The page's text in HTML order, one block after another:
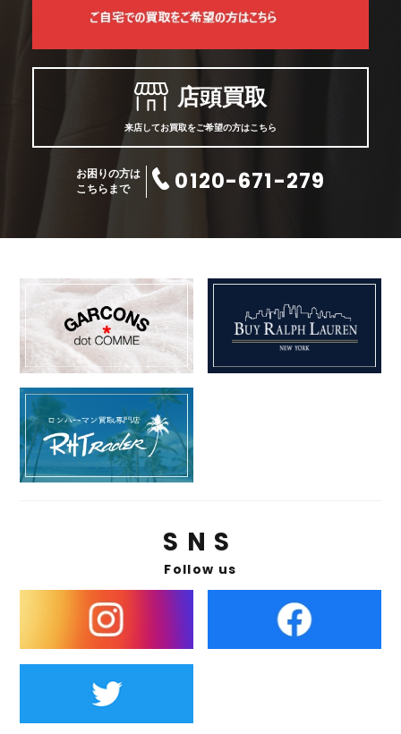
店頭買取
来店してお買取をご希望の方はこちら
お困りの方は
こちらまで
0120-671-279
SNS
Follow us